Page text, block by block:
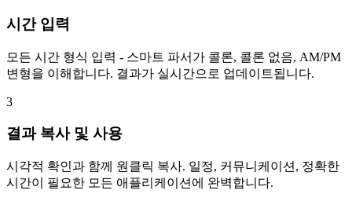
시간 입력
모든 시간 형식 입력 - 스마트 파서가 콜론, 콜론 없음, AM/PM
변형을 이해합니다. 결과가 실시간으로 업데이트됩니다.
3
결과 복사 및 사용
시각적 확인과 함께 원클릭 복사. 일정, 커뮤니케이션, 정확한
시간이 필요한 모든 애플리케이션에 완벽합니다.